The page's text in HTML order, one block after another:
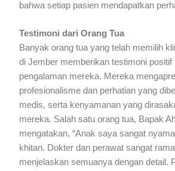
bahwa setiap pasien mendapatkan
Testimoni dari Orang Tua
Banyak orang tua yang telah memilih
di Jember memberikan testimoni positif
pengalaman mereka. Mereka
profesionalisme dan perhatian yang
medis, serta kenyamanan yang
mereka. Salah satu orang tua, Bapak
mengatakan, “Anak saya sangat
khitan. Dokter dan perawat sangat
menjelaskan semuanya dengan detail.